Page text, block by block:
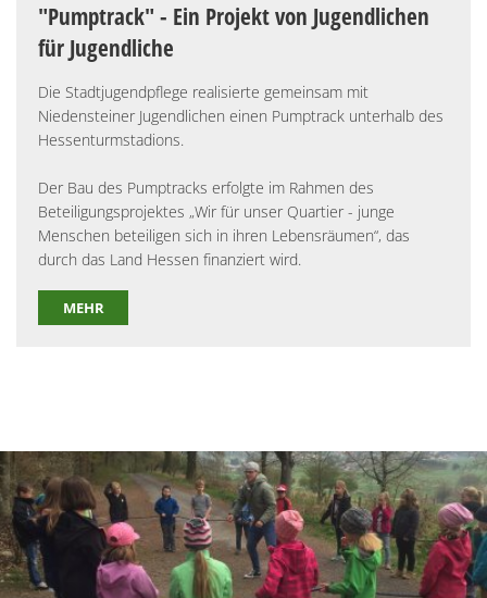
"Pumptrack" - Ein Projekt von Jugendlichen
für Jugendliche
Die Stadtjugendpflege realisierte gemeinsam mit
Niedensteiner Jugendlichen einen Pumptrack unterhalb des
Hessenturmstadions.
Der Bau des Pumptracks erfolgte im Rahmen des
Beteiligungsprojektes „Wir für unser Quartier - junge
Menschen beteiligen sich in ihren Lebensräumen“, das
durch das Land Hessen finanziert wird.
MEHR